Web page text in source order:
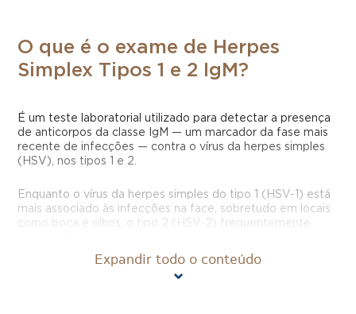
O que é o exame de Herpes
Simplex Tipos 1 e 2 IgM?
É um teste laboratorial utilizado para detectar a presença
de anticorpos da classe IgM — um marcador da fase mais
recente de infecções — contra o vírus da herpes simples
(HSV), nos tipos 1 e 2.
Enquanto o vírus da herpes simples do tipo 1 (HSV-1) está
mais associado às infecções na face, sobretudo em locais
como boca e olhos, o tipo 2 (HSV-2) frequentemente
Para que serve o exame de
Expandir todo o conteúdo